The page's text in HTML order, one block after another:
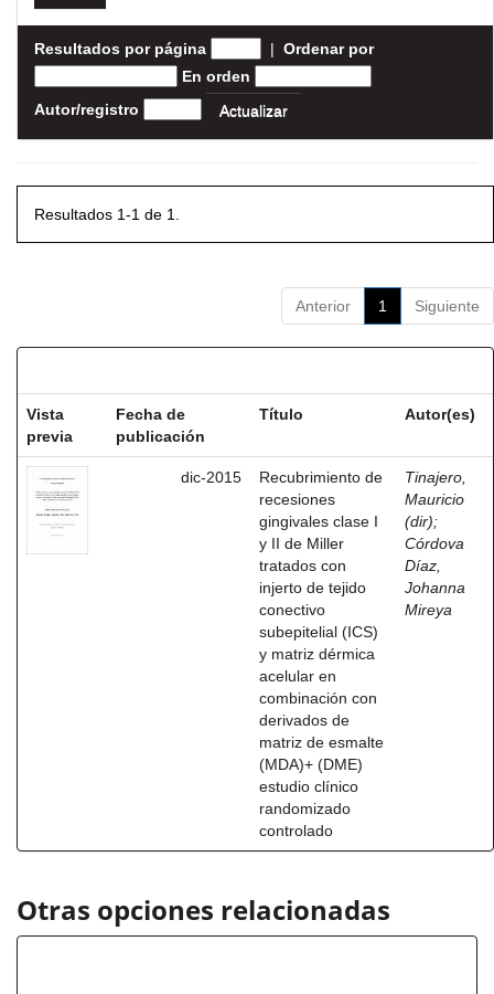
Resultados por página | Ordenar por
En orden
Autor/registro
Resultados 1-1 de 1.
Anterior 1 Siguiente
Vista
previa
Fecha de
publicación
Título Autor(es)
dic-2015
Recubrimiento de
recesiones
gingivales clase I
y II de Miller
tratados con
injerto de tejido
conectivo
subepitelial (ICS)
y matriz dérmica
acelular en
combinación con
derivados de
matriz de esmalte
(MDA)+ (DME)
estudio clínico
randomizado
controlado
Tinajero,
Mauricio
(dir);
Córdova
Díaz,
Johanna
Mireya
Otras opciones relacionadas